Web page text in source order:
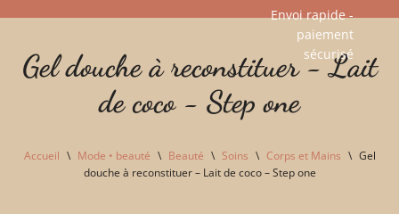
au
Envoi rapide -
paiement
sécurisé​
Gel douche à reconstituer - Lait
de coco - Step one
Accueil \ Mode • beauté \ Beauté \ Soins \ Corps et Mains \ Gel
douche à reconstituer – Lait de coco – Step one